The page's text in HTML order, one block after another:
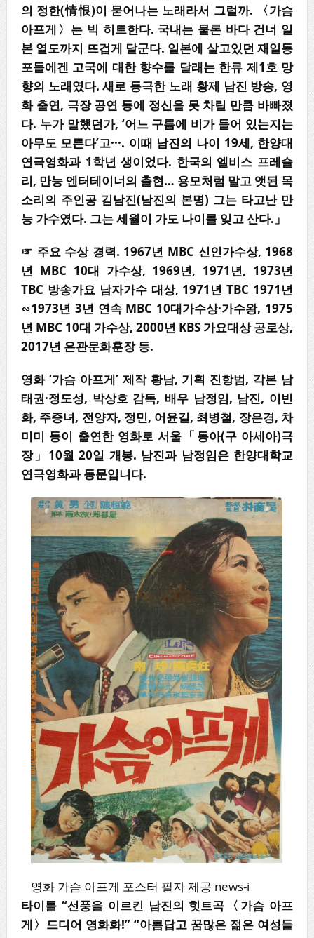
의 정한(情恨)이 묻어나는 노래라서 그럴까. 〈가슴
아프게〉는 빅 히트한다. 국내는 물론 바다 건너 일
본 열도까지 뜨겁게 달군다. 일본에 살고있던 재일동
포들에겐 고국에 대한 향수를 달래는 한류 제1호 망
향의 노래였다. 새로 등극한 노래 황제 남진 방송, 영
화 출연, 극장 공연 등에 정신을 못 차릴 만큼 바빠졌
다. 누가 말했던가, ‘어느 구름에 비가 들어 있는지는
아무도 모른다’고···. 이때 남진의 나이 19세, 한양대
연극영화과 1학년 생이었다. 한국의 엘비스 프레슬
리, 만능 엔터테이너의 출현… 용모처럼 말고 앳된 목
소리의 주인공 김남진(남진의 본명) 그는 타고난 만
능 가수였다. 그는 세월이 가도 나이를 잊고 산다.」
☞ 주요 수상 경력. 1967년 MBC 신인가수상, 1968
년 MBC 10대 가수상, 1969년, 1971 년, 1973년
TBC 방송가요 남자가수 대상, 1971 년TBC 1971 년
∽1973년 3년 연속 MBC 10대가수상·가수왕, 1975
년 MBC 10대 가수상, 2000년 KBS 가요대상 공로상,
2017년 은관문화훈장 등.
영화 ‘가슴 아프게’ 제작 황남, 기획 진항범, 각본 남
태권·정도성, 박상호 감독, 배우 남정임, 남진, 이빈
화, 주증녀, 전양자, 정민, 어윤길, 최병철, 장은경, 차
미미 등이 출연한 영화로 서울 「 동아(구 아세아)극
장」 10월20일 개봉. 남진과 남정임은 한양대학교
연극영화과 동문입니다.
영화 가슴 아프게 포스터 필자 제공 news-i
타이틀 “선풍을 이르킨 남진의 힛트곡〈가슴 아프
게〉드디어 영화화!” “아름답고 꿈많은 젊은 여성들